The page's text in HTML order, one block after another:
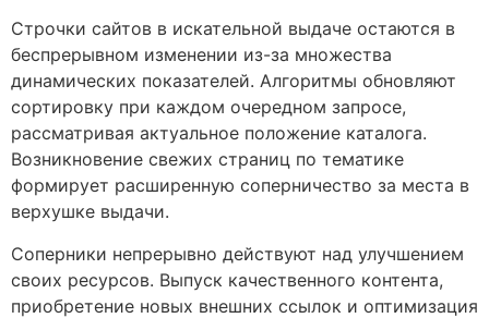
Строчки сайтов в искательной выдаче остаются в
беспрерывном изменении из-за множества
динамических показателей. Алгоритмы обновляют
сортировку при каждом очередном запросе,
рассматривая актуальное положение каталога.
Возникновение свежих страниц по тематике
формирует расширенную соперничество за места в
верхушке выдачи.
Соперники непрерывно действуют над улучшением
своих ресурсов. Выпуск качественного контента,
приобретение новых внешних ссылок и оптимизация